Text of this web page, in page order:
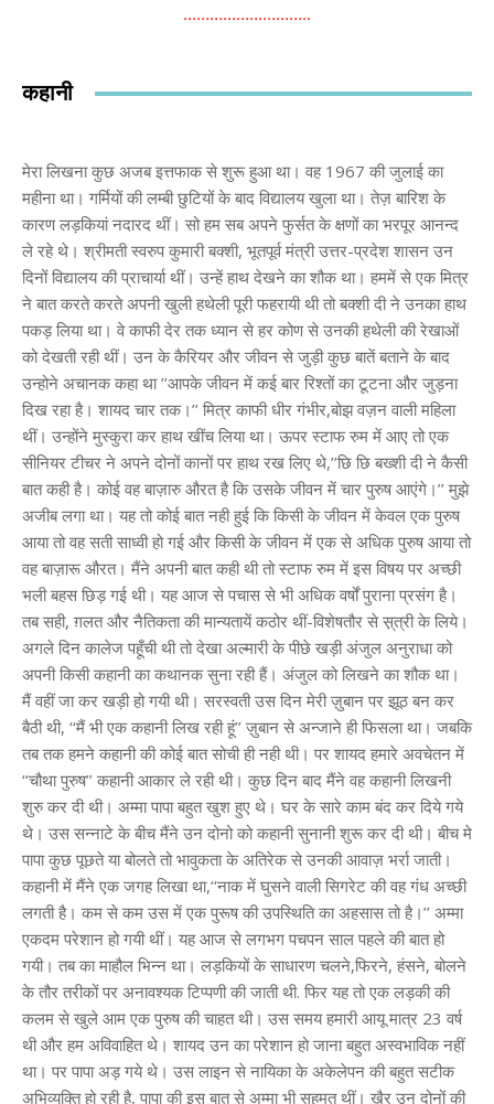
………………………..
कहानी
मेरा लिखना कुछ अजब इत्तफाक से शुरू हुआ था। वह 1967 की जुलाई का महीना था। गर्मियों की लम्बी छुटियों के बाद विद्यालय खुला था। तेज़ बारिश के कारण लड़कियां नदारद थीं। सो हम सब अपने फुर्सत के क्षणों का भरपूर आनन्द ले रहे थे। श्रीमती स्वरुप कुमारी बक्शी, भूतपूर्व मंत्री उत्तर-प्रदेश शासन उन दिनों विद्यालय की प्राचार्या थीं। उन्हें हाथ देखने का शौक था। हममें से एक मित्र ने बात करते करते अपनी खुली हथेली पूरी फहरायी थी तो बक्शी दी ने उनका हाथ पकड़ लिया था। वे काफी देर तक ध्यान से हर कोण से उनकी हथेली की रेखाओं को देखती रही थीं। उन के कैरियर और जीवन से जुड़ी कुछ बातें बताने के बाद उन्होने अचानक कहा था ’’आपके जीवन में कई बार रिश्तों का टूटना और जुड़ना दिख रहा है। शायद चार तक।’’ मित्र काफी धीर गंभीर,बोझ वज़न वाली महिला थीं। उन्होंने मुस्कुरा कर हाथ खींच लिया था। ऊपर स्टाफ रुम में आए तो एक सीनियर टीचर ने अपने दोनों कानों पर हाथ रख लिए थे,’’छि छि बख्शी दी ने कैसी बात कही है। कोई वह बाज़ारु औरत है कि उसके जीवन में चार पुरुष आएंगे।’’ मुझे अजीब लगा था। यह तो कोई बात नही हुई कि किसी के जीवन में केवल एक पुरुष आया तो वह सती साध्वी हो गई और किसी के जीवन में एक से अधिक पुरुष आया तो वह बाज़ारू औरत। मैंने अपनी बात कही थी तो स्टाफ रुम में इस विषय पर अच्छी भली बहस छिड़ गई थी। यह आज से पचास से भी अधिक वर्षों पुराना प्रसंग है। तब सही, ग़लत और नैतिकता की मान्यतायें कठोर थीं-विशेषतौर से स़्त्री के लिये। अगले दिन कालेज पहूँची थी तो देखा अल्मारी के पीछे खड़ी अंजुल अनुराधा को अपनी किसी कहानी का कथानक सुना रही हैं। अंजुल को लिखने का शौक था। मैं वहीं जा कर खड़ी हो गयी थी। सरस्वती उस दिन मेरी ज़ुबान पर झूठ बन कर बैठी थी, ‘‘मैं भी एक कहानी लिख रही हूं’’ ज़ुबान से अन्जाने ही फिसला था। जबकि तब तक हमने कहानी की कोई बात सोची ही नही थी। पर शायद हमारे अवचेतन में ‘‘चौथा पुरुष’’ कहानी आकार ले रही थी। कुछ दिन बाद मैंने वह कहानी लिखनी शुरु कर दी थी। अम्मा पापा बहुत खुश हुए थे। घर के सारे काम बंद कर दिये गये थे। उस सन्नाटे के बीच मैंने उन दोनो को कहानी सुनानी शुरू कर दी थी। बीच मे पापा कुछ पूछते या बोलते तो भावुकता के अतिरेक से उनकी आवाज़ भर्रा जाती। कहानी में मैंने एक जगह लिखा था,‘‘नाक में घुसने वाली सिगरेट की वह गंध अच्छी लगती है। कम से कम उस में एक पुरूष की उपस्थिति का अहसास तो है।’’ अम्मा एकदम परेशान हो गयी थीं। यह आज से लगभग पचपन साल पहले की बात हो गयी। तब का माहौल भिन्न था। लड़कियों के साधारण चलने,फिरने, हंसने, बोलने के तौर तरीकों पर अनावश्यक टिप्पणी की जाती थी. फिर यह तो एक लड़की की कलम से खुले आम एक पुरुष की चाहत थी। उस समय हमारी आयू मात्र 23 वर्ष थी और हम अविवाहित थे। शायद उन का परेशान हो जाना बहुत अस्वभाविक नहीं था। पर पापा अड़ गये थे। उस लाइन से नायिका के अकेलेपन की बहुत सटीक अभिव्यक्ति हो रही है, पापा की इस बात से अम्मा भी सहमत थीं। ख़ैर उन दोनों की सहमति से अन्ततः पूरी कहानी को फुलस्केप कागज़ पर साफ साफ लिख कर हमने उसे धर्मयुग में भेज दिया था। वह भी क्या समय था। कितने लोग पत्रिकाएं पढ़ते थे। समाज के लगभग हर वर्ग से ही पत्र आए थे-56 ए0पी0ओ0 और 99 ए0पी0ओ0 तक से-विदेशों तक से। तब साहित्य और भाषा के लिए लोगों में अजीब सा दीवानापन दिखता। पापा उन पत्रों को फाइल में लगाते रहते थे जैसे वे हमारे सर्टिफिकेट्स हों। लगता है एक युग बीत गया जब अपनी पहली कहानी लिखी थी। जैसे पिछले जनम की बात हो। तब विवाह पूर्व और विवाहेतर प्रेम सम्बन्धों की बात करना तो दूर उस विषय में सोचा भी नहीं जाता था। समाज और साहित्य की सोच कठोरता की सीमा तक पवित्रतावादी थी। तब स्त्री से एक ही पुरुष के प्रति निष्ठावान् होने की मांग की जाती थी। वह जन्म भर का ही नहीं जन्म जन्मांतर का नाता माना जाता था। किन्तु हमारी कहानी में चार पुरुष थे। शायद इसलिए भी उस कहानी ने पाठकों को ज़्यादा चौकाया था और लोगों का ध्यान उस की तरफ अधिक गया था। हमें लगता है कि वह समय इस कहानी के लिए बहुत अनुकूल था। उसने तत्कालीन समय की रुढ़िवादी सोच को छुआ था। आज जब उस कहानी को पढ़ती हूं तो उस में कुछ भी ख़ास नही लगता। इतने सालों में हमारी आगे आने वाली पीढ़ियां ही नही बदली हमारी अपनी पीढ़ी की सोच भी बदल गयी। समय के साथ हम भी तो आगे निकल आए। पर उस समय यह कहानी एकदम चर्चा में आयी थी। न जाने क्या था उस में कि उस ज़माने के पाठकों को आज भी वह कहानी याद है। अपनी पहली ही कहानी की यह सफलता बेहद सन्तोष देने वाला अनुभव था-अद्भुत सुख था वह। विभिन्न पत्रिकाओं के साहित्यिक लेखों में उसकी चर्चा हुई। सुदर्शन नारंग का एक लेख छपा था जिसमें उन्होंने उसे ‘‘कालजयी प्रेम कहानी’’ की संज्ञा दी थी। कई भारतीय भाषाओं में उसका अनुवाद हुआ। धर्मयुग से भारती जी का पत्र मिलता, ‘‘सुमति जी अपनी कोई नयी कहानी भेजिए, चौथा पुरूष की तरह ज़ोरदार।’’ भारती जी का पत्र पा कर हम परेशान हो जाते-मैं नहीं जानती थी कि उतना सशक्त कथानक मैं कहां से पा सकती थी-उस कहानी के पार मैं अपने आप को अंधेरे और अनिश्चय से घिरा हुआ महसूस करने लगती। बी.डी. मज़ा लेते, कहते ‘‘ऐसा है बहना शेर का पहला बच्चा ही शेर होता है उसके बाद तो...।’’ ख़ैर उस के बाद की बात बाद में। लिखते रहना मेरे लिये चैलेंज बन चुका था और मैं लिख और छप रही थी। हमारी कहानियां धर्मयुग, साप्ताहिक हिन्दुस्तान, सारिका में छपती रहीं-पसन्द की गयीं। थोड़े दिनों के लिए लगा कि हमारी एक पहचान बन रही है। अपने लेखन को लेकर हम एक आत्म विश्वास से भरने लगे थे। फिर ज़िदगी का रुख अचानक बदल गया था, आस पास की ज़रूरतें और हम से लोगों की अपेक्षाएं भी। फिर वर्षो की एकदम चुप्पी। उसके बाद हम अचानक पूरी तरह से ‘‘हाइबरनेशन’’ में चले गये थे। पाठक तो बड़े शौक से हमारी कहानियां पढ़ रहे थे पर ‘‘हमीं सो गये दास्तां कहते कहते’’। उस लम्बी नींद से जागे तब तक बत्तीस साल बीत चुके थे। चौथा पुरुष सुमति सक्सेना लाल _________________________ मनीष जा चुके हैं, शायद अब कभी भी लौट कर न आने का इरादा लेकर। मन मे एक अननुभूत शून्यता है-एक जान लेवा खालीपन। मैं निरुद्देश्य सी खिड़की पर आकर खड़ी हो जाती हूँ। नीचे काफी चहल पहल है। विजिटर्स रूम में आते जाते लोग। सामने के बड़े से लॉन में अलग अलग झुंडों में लड़कियां बैठी हैं। नीता का हाथ अजंलि के हाथों में है, शायद वह हाथ देख रही है। नीता बहुत जोर से हॅस रही है। एक ठहाका और है जो याद कर के आज भी कानों मे शूल के समान चुभता है। मैंने बड़ी ज़ोर का ठहाका लगाया था, ‘‘बस अरुन दा कुल चार...’’और अगले ही क्षण मैंने उनके हाथों मे से अपने हाथ खींच लिया था। एक ओर यह चहकती हुयी लड़किया हैं जिनके पास सपने हैं...उनका भविष्य है। दूसरी ओर मै? जीवन के इस मोड़ पर एकाकी खड़ी हुयी। अतीत पर असफलताओं की गर्द कुछ इस तरह से चढी है कि दिखलायी पडने वाला सब कुछ धुंधला सा हो गया है। कुछ धूमिल सी प्रतिमाएं हैं जिनसे कई चित्र उभरते हैं। दशहरे की छुट्टी के बाद यूनिवर्सिटी खुली थी। डाक्टर वर्मा अमेरिका चले गये थे। उनकी जगह कोई नयी नियुक्ति हुई थी। सभी नये अध्यापक की उत्सुकता से प्रतीक्षा कर रहे थे। मैने पास बैठी सीमा मसि से नये गुरूदेव का नाम पूछा था। उसने एक बार चमकती आंखों से मुझको देखा था। फिर बड़े गर्व से बोली थी ’’कोई डाक्टर जोसेफ हैं।’’ उसी क्षण सारा क्लास उठकर खड़ा हो गया था। 24-25 वर्षीय सांवले रंग के उस स्वस्थ व गंभीर पुरूष पर मैंने अपनी निगाह गड़ा दी थी-भूला हुआ बचपन जीवंत सा सामने आ कर खड़ा हो गया था। मैं जोसेफ को अच्छी तरह पहचान गयी थी। दूसरे ही क्षण मैं अपने नन्हे-नन्हे हाथों से क्रिकेट के विकेट गाढ़ रही थी और जोसेफ साभिमान हमें निर्देश दे रहा था। क्लास समाप्त हो गई थी और मैं नीचे आ बरामदे में अनिश्चय की स्थिति में खड़ी रह गई थी। सोच रही थी पुँछू या न पुँछू? ’’शालिनी’’ अपना नाम सुन कर मैं चौंकी थी। ’’शालिनी आप वही कानपुर वाली शालू ही हैं न?’’ ’’जी’’ और मेरी आंखें खुशी से दिप उठी थीं। जोसेफ, मेरे बचपन के मित्र आज मेरे सामने मेरे अध्यापक के रूप में खड़े हैं, ’’मिषा कहां है’’ मेरे स्वर में खुशी आ गई थी ’’क्या किया है उसने ?’’ ’’फाईन आर्टस में बी.एफ.ए. किया है । उसका आगे पढने का मन नही है।’’ ‘‘उससे कहियेगा मेरे घर आने के लिये। लौटते समय मैं एक उल्लास से भर उठी थी। एक खोयी हुई प्यारी सी चीज़ को अनायास पा लेने का उल्लास। हालाॅकि यह भी सच है कि आज से पहले मैंने कभी जोसेफ मिषा के अभाव को महसूस नहीं किया था। वे खेल-खिलौने, उनके साथ भूले बचपन के बीच ही कहीं उन साथियों की यादें भी विलीन हो चुकी थीं। बचपन याद आता है। जोसेफ के साथ के वे खेल, लड़ाईयाँ, बाल पकड़ कर खींचातानी। जोसेफ से इतने वर्षों बाद कभी इस रूप में मुलाकात होगी यह तो मैंने कभी सोचा भी नहीं था। शाम को सो कर उठ नही पायी थी कि किसी ने झकझोर कर जगा दिया था। सामने मिषा बैठी थी और उसने मुझे अपनी बाहों में भर लिया था। बारह-तेरह साल की दूरी एक क्षण में ही सिमट कर समाप्त हो गई थी। मैं एकटक मिषा की ओर देखती हूँ....होठों पर हल्की सी लिपिस्टिक की रंगत,आँखों से बाहर तक खिंची काजल की रेखा, लंबी गर्दन पर उभरी हुई नसें और कानों में लटकते मूंगे के छोटे से लटकन-कुल मिला कर उसके सांवले चेहरे पर सब कुछ भला लगता है। मिषा की मध्यस्थता में मेरे और जोसेफ के बीच की ग़ैरियत मिटती गई थी और अनजाने में हम एक दूसरे के निकट आते गये थे। जोसेफ के विषय में वह बात करती तो अतिरिक्त रूप से संवेदनशील हो गई मेरी संवेदनाएं एक-एक शब्द को उनके अर्थो सहित सहेज लेती। न जाने क्या था कि मैं आधी रात तक सो नही पाती और अंधेरे सायों मे बढ़ कर एक परछाईं जब तब मुझे अपनी बाहों मे भर लेती। जोसेफ का गंभीर चेहरा एक अलगाव से भरा लगता है। पर उनकी उपस्थिति मात्र में कुछ ऐसा रहता है कि वह मौन भी सुखद लगता। साधारण बातचीत, कभी अनायास निगाह मिल जाना, मेरी किसी बात पर जोसेफ का अनायास मुस्कुरा देना, उनके मुंह से मेरे नाम का लघु उच्चारण जैसी साधारण बातें मेरे लियें जीवंत और प्राणवान होने लगी थीं। जोसेफ के साथ बिताया हर अगला क्षण पिछले की अपेक्षा अधिक आत्मीय और निकट लगता है और मैं जैसे सब कुछ बूंद-बूंद कर आत्मसात कर लेना चाहती हूँ। समस्त चेतना है कि एक तीव्र प्रवाह में बहती ही चलती है, उन्मत्त, उत्फुल्ल, सम्मोहित और दिग्भ्रमित। अप्रैल की धूल उड़ाती हुई अलसाई शाम। उसी दिन परीक्षा समाप्त हुई थी और मुझे लगा था जैसे मैं एकदम से भारमुक्त होकर हवा में उड़ रही हूँ, साथ ही एक खालीपन के बोझ से बोझिल भी। अवकाश का वह लगभग पूरा दिन ही मैंने मिषा और जोसेफ के साथ गुज़ारा था। पता ही नही चला कि जोसेफ के आने के बाद का यह साल कब और कैसे पॅख लगा कर बीत गया था। सारा घर सामने मम्मी के कमरे में इकट्ठा था औैर मैं दबे पांव पीछे की सीढ़ियों से अपने कमरे में आ गई थी। सामने लगे बड़े से दर्पण में मैंने एक बार अपनी अत्यंत साधारण सी छवि को घूर कर देखा था। छोटी ऋचा मेरा पल्ला पकड़ कर खींचती है और मैंने उसे बाहों में भर लिया था, ’’मौसी आज हमने ढे़र सी मिठाई खायी। तुम्हारे लिये खूब सारी चीजें आई हैं मौसा जी के घर से।’’ वह उल्लास से हाथ फैला कर दिखाती है। मेज़ पर रखे स्टील के फ्रेम में जड़ी एक पुरूष आकृति मुझे मुंह चिढ़ाती है। हाथ में छोटे बड़े कई डिब्बे थामें अति उल्लसित सी दीदी सामने आ खड़ी हुई थीं। बिना किसी भूमिका के मैंने उन्हें सीधी निगाहों से देखा था, ’’मुझे शादी नहीं करनी दीदी।’’ वे वैसी ही खड़ी रहीं थीं, ’’